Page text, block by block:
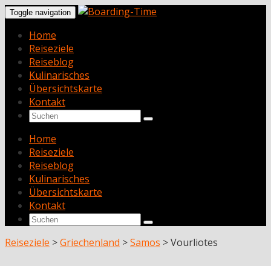
Toggle navigation
Home
Reiseziele
Reiseblog
Kulinarisches
Übersichtskarte
Kontakt
Home
Reiseziele
Reiseblog
Kulinarisches
Übersichtskarte
Kontakt
Reiseziele >Griechenland >Samos >Vourliotes